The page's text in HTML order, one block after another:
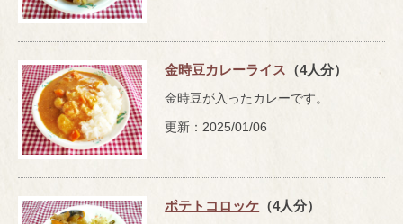
金時豆カレーライス （4人分）
金時豆が入ったカレーです。
更新：2025/01/06
ポテトコロッケ （4人分）